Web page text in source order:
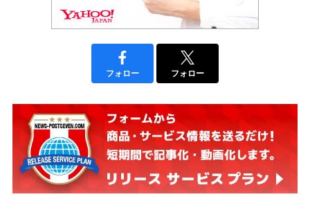
フォロー フォロー